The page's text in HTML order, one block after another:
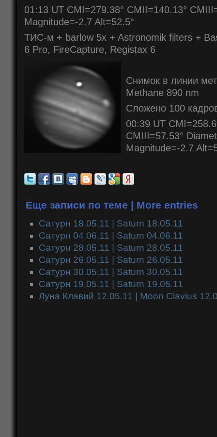
01:13 UT CMI=279.38° CMII=140.13°
Magnitude=-2.7 Alt=52.5°
ТИС-м + barlow 5x + Astronomik filters +
6 Pro, FireCapture, Registax 6
Снимок в линии
Methane 890 nm
Сложено 100
00:39 UT
CMIII=57.53°
Magnitude=-2.7
Еще записи по теме | More entries
Сатурн 18.05.11 | Saturn 18.05.11
Сатурн 04.06.11 | Saturn 04.06.11
Сатурн 28.05.11 | Saturn 28.05.11
Сатурн 26.05.11 | Saturn 26.05.11
Сатурн 30.05.11 | Saturn 30.05.11
Сатурн 19.05.11 | Saturn 19.05.11
Луна Клавий 12.05.11 | Moon Clavius